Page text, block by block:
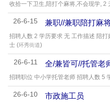
收拾一下卫生,陪打个麻将,不会现学, 2
26-6-15 兼职//兼职陪打麻
招聘人数 2 学历要求 无 工作描述 陪
士 (环秀街道)
26-6-11 全/兼皆可//托管老
招聘职位 中小学托管老师 招聘人数 5
26-6-10 市政施工员